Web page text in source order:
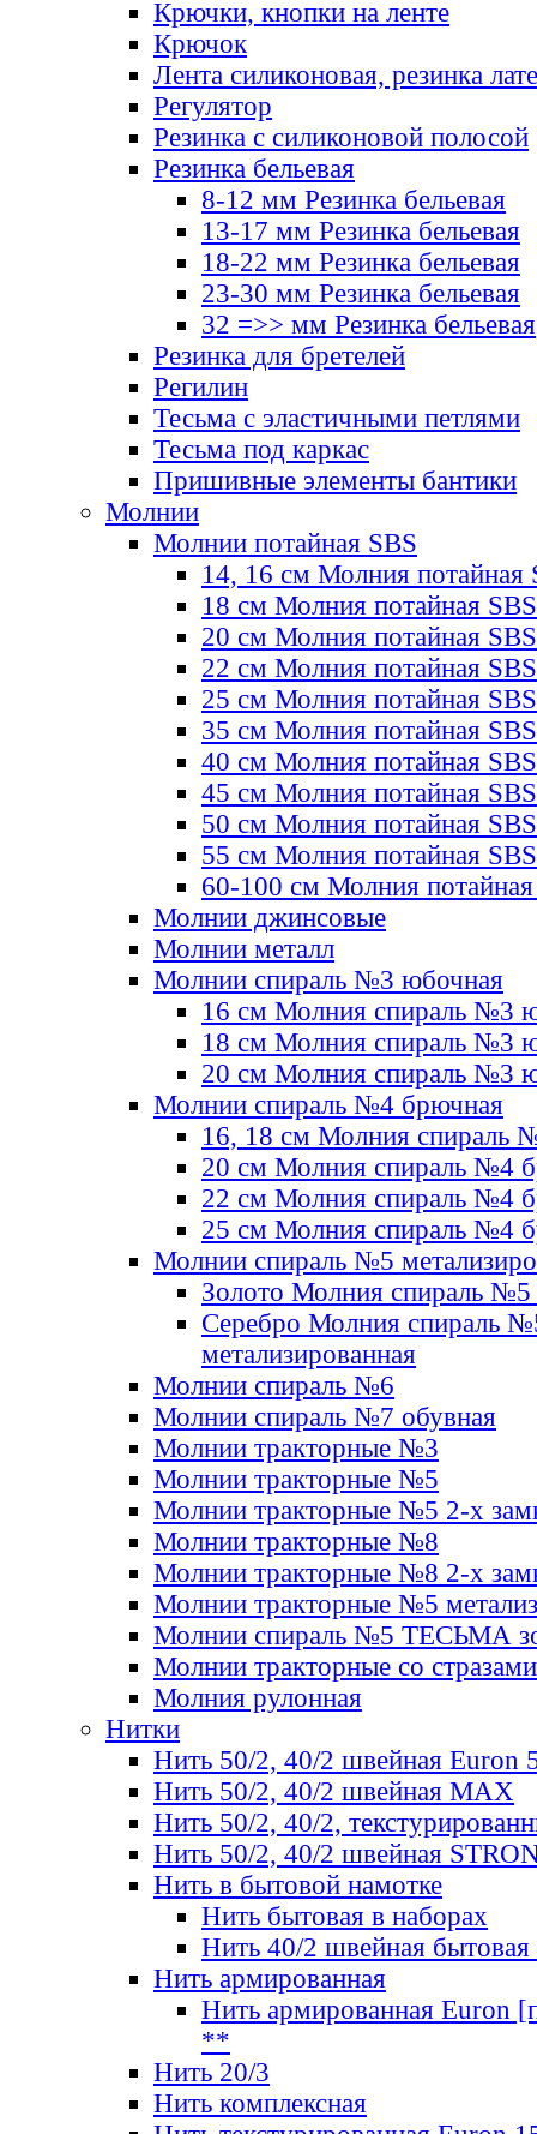
Крючки, кнопки на ленте
Крючок
Лента силиконовая, резинка
Регулятор
Резинка с силиконовой полосой
Резинка бельевая
8-12 мм Резинка бельевая
13-17 мм Резинка бельевая
18-22 мм Резинка бельевая
23-30 мм Резинка бельевая
32 =>> мм Резинка бельевая
Резинка для бретелей
Регилин
Тесьма с эластичными петлями
Тесьма под каркас
Пришивные элементы бантики
Молнии
Молнии потайная SBS
14, 16 см Молния потайная
18 см Молния потайная SBS
20 см Молния потайная SBS
22 см Молния потайная SBS
25 см Молния потайная SBS
35 см Молния потайная SBS
40 см Молния потайная SBS
45 см Молния потайная SBS
50 см Молния потайная SBS
55 см Молния потайная SBS
60-100 см Молния
Молнии джинсовые
Молнии металл
Молнии спираль №3 юбочная
16 см Молния спираль №3
18 см Молния спираль №3
20 см Молния спираль №3
Молнии спираль №4 брючная
16, 18 см Молния спираль
20 см Молния спираль №4
22 см Молния спираль №4
25 см Молния спираль №4
Молнии спираль №5
Золото Молния спираль №5
Серебро Молния спираль
метализированная
Молнии спираль №6
Молнии спираль №7 обувная
Молнии тракторные №3
Молнии тракторные №5
Молнии тракторные №5 2-х
Молнии тракторные №8
Молнии тракторные №8 2-х
Молнии тракторные №5
Молнии спираль №5 ТЕСЬМА
Молнии тракторные со стразами
Молния рулонная
Нитки
Нить 50/2, 40/2 швейная Euron
Нить 50/2, 40/2 швейная МАХ
Нить 50/2, 40/2,
Нить 50/2, 40/2 швейная
Нить в бытовой намотке
Нить бытовая в наборах
Нить 40/2 швейная бытовая
Нить армированная
Нить армированная Euron
**
Нить 20/3
Нить комплексная